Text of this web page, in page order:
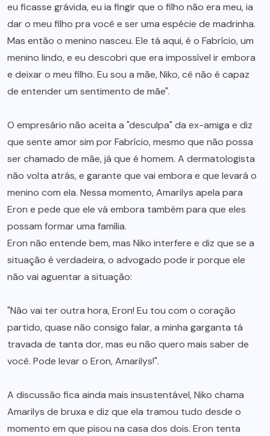
eu ficasse grávida, eu ia fingir que o filho não era meu, ia
dar o meu filho pra você e ser uma espécie de madrinha.
Mas então o menino nasceu. Ele tá aqui, é o Fabrício, um
menino lindo, e eu descobri que era impossível ir embora
e deixar o meu filho. Eu sou a mãe, Niko, cê não é capaz
de entender um sentimento de mãe".
O empresário não aceita a "desculpa" da ex-amiga e diz
que sente amor sim por Fabrício, mesmo que não possa
ser chamado de mãe, já que é homem. A dermatologista
não volta atrás, e garante que vai embora e que levará o
menino com ela. Nessa momento, Amarilys apela para
Eron e pede que ele vá embora também para que eles
possam formar uma família.
Eron não entende bem, mas Niko interfere e diz que se a
situação é verdadeira, o advogado pode ir porque ele
não vai aguentar a situação:
"Não vai ter outra hora, Eron! Eu tou com o coração
partido, quase não consigo falar, a minha garganta tá
travada de tanta dor, mas eu não quero mais saber de
você. Pode levar o Eron, Amarilys!".
A discussão fica ainda mais insustentável, Niko chama
Amarilys de bruxa e diz que ela tramou tudo desde o
momento em que pisou na casa dos dois. Eron tenta